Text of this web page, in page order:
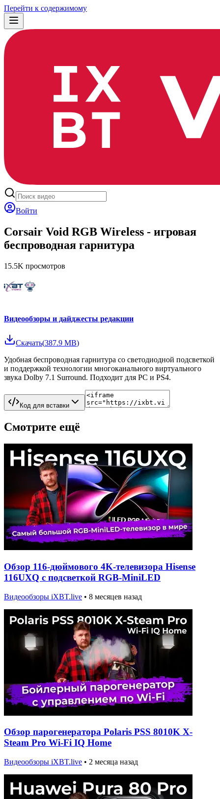
Перейти к содержимому
Войти
Corsair Void RGB Wireless - игровая
беспроводная гарнитура
15.5K просмотров
Видеообзоры и дайджесты редакции
Скачать(387.9 MB)
Удобная беспроводная гарнитура со светодиодной подсветкой
и поддержкой технологии многоканального виртуального
звука Dolby 7.1 Surround. Подходит для PC и PS4.
Код для вставки
Смотрите ещё
Обзор 116-дюймового 4K-телевизора Hisense
116UXQ с подсветкой RGB-MiniLED
Видеообзоры iXBT.live • 8 месяцев назад
Обзор парогенератора Polaris PSS 8010K X-
Steam Pro Wi-Fi IQ Home
Видеообзоры iXBT.live • 2 месяца назад